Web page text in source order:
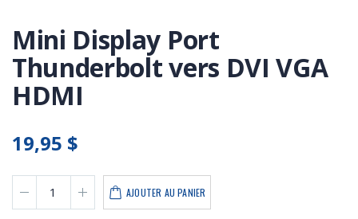
Mini Display Port
Thunderbolt vers DVI VGA
HDMI
19,95 $
AJOUTER AU PANIER